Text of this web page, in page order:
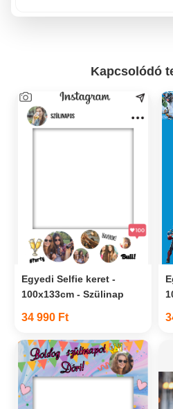
Kapcsolódó
Egyedi Selfie keret -
100x133cm - Szülinap
34 990 Ft